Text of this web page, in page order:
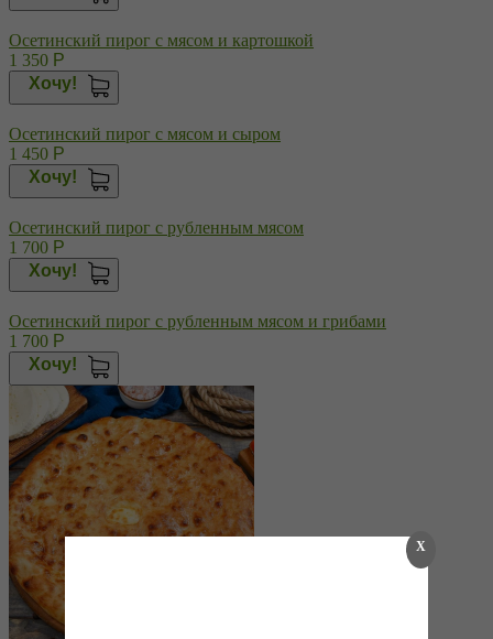
Осетинский пирог с мясом и картошкой
1 350 Р
Хочу!
Осетинский пирог с мясом и сыром
1 450 Р
Хочу!
Осетинский пирог с рубленным мясом
1 700 Р
Хочу!
Осетинский пирог с рубленным мясом и грибами
1 700 Р
Хочу!
X